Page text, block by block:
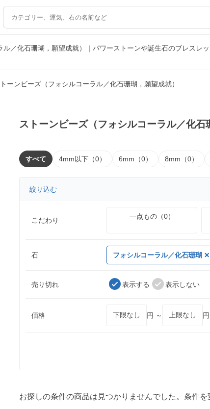
ル／化石珊瑚，願望成就）｜パワーストーンや誕生石のブレスレ
ーンビーズ（フォシルコーラル／化石珊瑚，願望成就）
ストーンビーズ（フォシルコーラル／化石
すべて 4mm以下（0） 6mm（0） 8mm（0）
絞り込む
こだわり 一点もの（0）
石 フォシルコーラル／化石珊瑚
売り切れ 表示する 表示しない
価格 円 ～ 円
お探しの条件の商品は見つかりませんでした。条件を